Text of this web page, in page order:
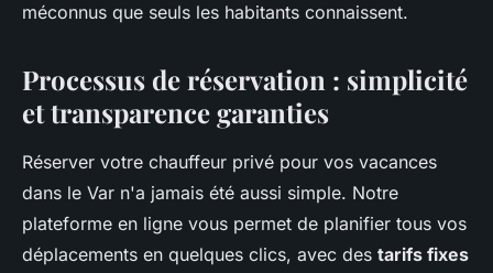
méconnus que seuls les habitants connaissent.
Processus de réservation : simplicité
et transparence garanties
Réserver votre chauffeur privé pour vos vacances
dans le Var n'a jamais été aussi simple. Notre
plateforme en ligne vous permet de planifier tous vos
déplacements en quelques clics, avec des tarifs fixes